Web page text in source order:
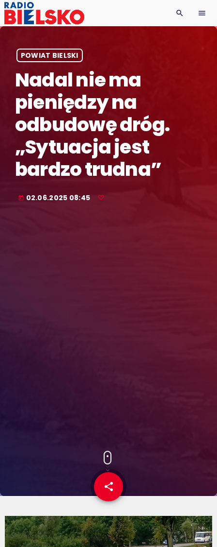
search menu
POWIAT BIELSKI
Nadal nie ma
pieniędzy na
odbudowę dróg.
„Sytuacja jest
bardzo trudna”
today 02.06.2025 08:45
share
email